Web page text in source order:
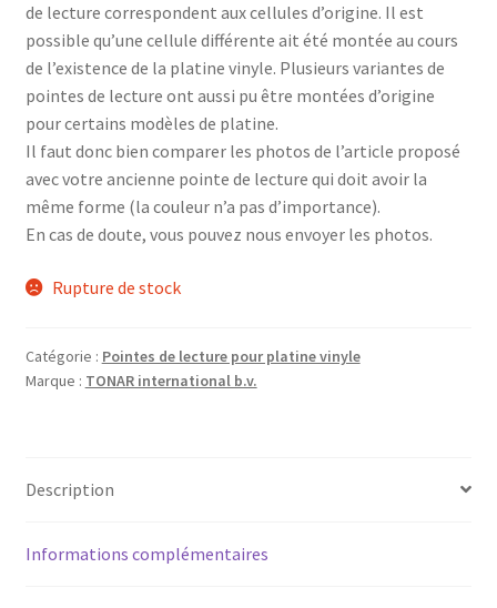
de lecture correspondent aux cellules d’origine. Il est
possible qu’une cellule différente ait été montée au cours
de l’existence de la platine vinyle. Plusieurs variantes de
pointes de lecture ont aussi pu être montées d’origine
pour certains modèles de platine.
Il faut donc bien comparer les photos de l’article proposé
avec votre ancienne pointe de lecture qui doit avoir la
même forme (la couleur n’a pas d’importance).
En cas de doute, vous pouvez nous envoyer les photos.
Rupture de stock
Catégorie : Pointes de lecture pour platine vinyle
Marque : TONAR international b.v.
Description
Informations complémentaires